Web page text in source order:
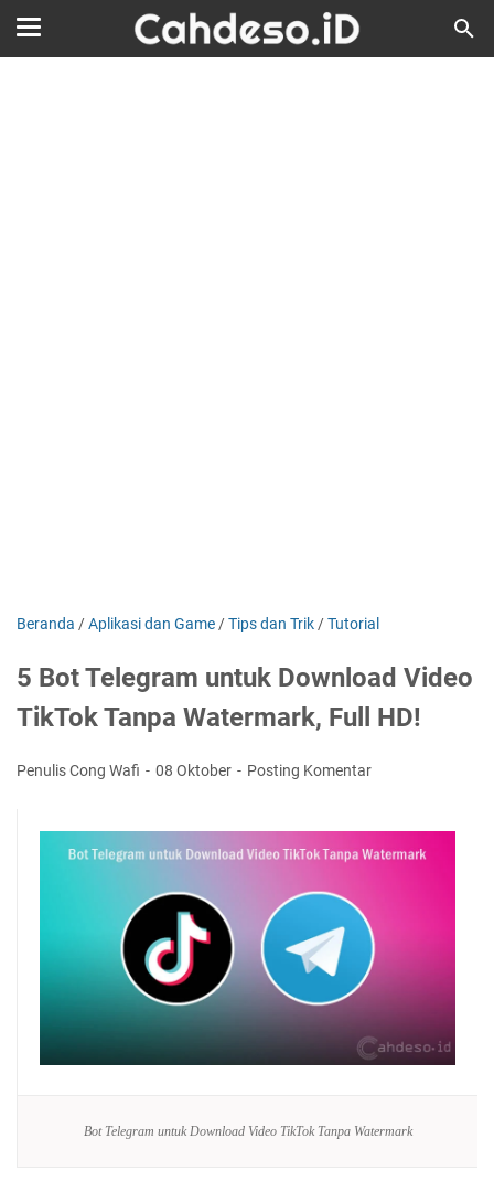
Beranda /Aplikasi dan Game /Tips dan Trik /Tutorial
5 Bot Telegram untuk Download Video
TikTok Tanpa Watermark, Full HD!
Penulis Cong Wafi 08 Oktober Posting Komentar
Bot Telegram untuk Download Video TikTok Tanpa Watermark